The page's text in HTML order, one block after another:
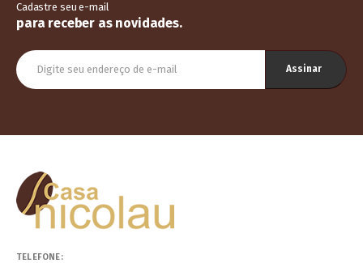
Cadastre seu e-mail
para receber as novidades.
TELEFONE: